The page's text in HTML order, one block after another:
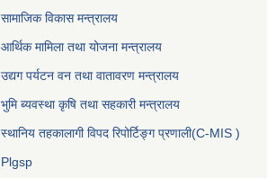
सामाजिक विकास मन्त्रालय
आर्थिक मामिला तथा योजना मन्त्रालय
उद्यग पर्यटन वन तथा वातावरण मन्त्रालय
भुमि ब्यवस्था कृषि तथा सहकारी मन्त्रालय
स्थानिय तहकालागी विपद रिपोर्टिङ्ग प्रणाली(C-MIS )
Plgsp